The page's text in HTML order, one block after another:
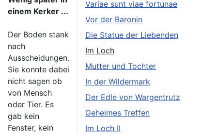
Variae sunt viae fortunae
Vor der Baronin
Die Statue der Liebenden
Im Loch
Mutter und Tochter
In der Wildermark
Der Edle von Wargentrutz
Geheimes Treffen
Im Loch II
einem Kerker ...
Der Boden stank
nach
Ausscheidungen.
Sie konnte dabei
nicht sagen ob
von Mensch
oder Tier. Es
gab kein
Fenster, kein